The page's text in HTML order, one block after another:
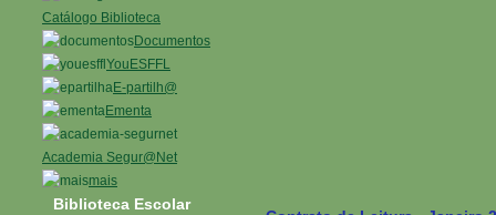
Catálogo Biblioteca
Documentos
YouESFFL
E-partilh@
Ementa
Academia Segur@Net
mais
Biblioteca Escolar